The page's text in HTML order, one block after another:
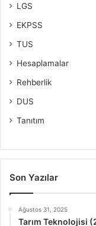
LGS
EKPSS
TUS
Hesaplamalar
Rehberlik
DUS
Tanıtım
Son Yazılar
Ağustos 31, 2025
Tarım Teknolojisi